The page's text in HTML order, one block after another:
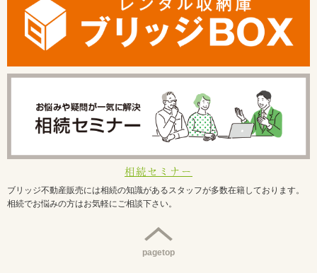
相続セミナー
ブリッジ不動産販売には相続の知識があるスタッフが多数在籍しております。
相続でお悩みの方はお気軽にご相談下さい。
pagetop